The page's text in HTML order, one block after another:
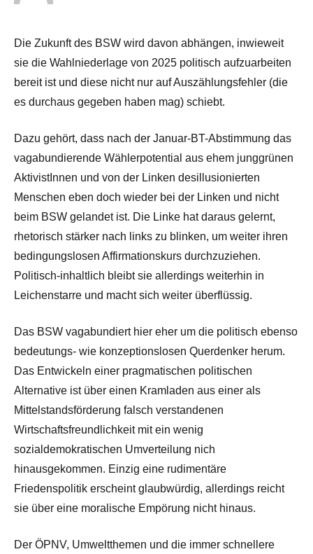
Die Zukunft des BSW wird davon abhängen, inwieweit
sie die Wahlniederlage von 2025 politisch aufzuarbeiten
bereit ist und diese nicht nur auf Auszählungsfehler (die
es durchaus gegeben haben mag) schiebt.
Dazu gehört, dass nach der Januar-BT-Abstimmung das
vagabundierende Wählerpotential aus ehem junggrünen
AktivistInnen und von der Linken desillusionierten
Menschen eben doch wieder bei der Linken und nicht
beim BSW gelandet ist. Die Linke hat daraus gelernt,
rhetorisch stärker nach links zu blinken, um weiter ihren
bedingungslosen Affirmationskurs durchzuziehen.
Politisch-inhaltlich bleibt sie allerdings weiterhin in
Leichenstarre und macht sich weiter überflüssig.
Das BSW vagabundiert hier eher um die politisch ebenso
bedeutungs- wie konzeptionslosen Querdenker herum.
Das Entwickeln einer pragmatischen politischen
Alternative ist über einen Kramladen aus einer als
Mittelstandsförderung falsch verstandenen
Wirtschaftsfreundlichkeit mit ein wenig
sozialdemokratischen Umverteilung nich
hinausgekommen. Einzig eine rudimentäre
Friedenspolitik erscheint glaubwürdig, allerdings reicht
sie über eine moralische Empörung nicht hinaus.
Der ÖPNV, Umweltthemen und die immer schnellere